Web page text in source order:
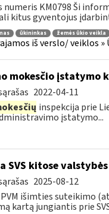
numeris KM0798 Ši
kitus gyventojus
ūkininkas žemės ūkio veikla
iš verslo/ veiklos
mokesčio
2022-04-11
inspekcija prie
įstatymo...
SVS kitose
2025-08-12
išimties suteikimo
kartą jungiantis prie